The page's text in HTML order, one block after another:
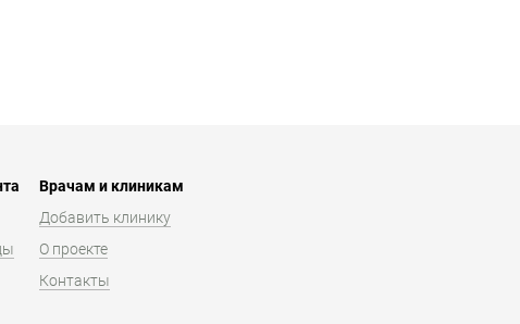
Врачам и клиникам
Добавить клинику
О проекте
Контакты